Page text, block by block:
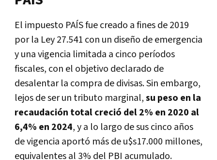
El impuesto PAÍS fue creado a fines de 2019
por la Ley 27.541 con un diseño de emergencia
y una vigencia limitada a cinco períodos
fiscales, con el objetivo declarado de
desalentar la compra de divisas. Sin embargo,
lejos de ser un tributo marginal,su peso en la
recaudación total creció del 2% en 2020 al
6,4% en 2024, y a lo largo de sus cinco años
de vigencia aportó más de u$s17.000 millones,
equivalentes al 3% del PBI acumulado.